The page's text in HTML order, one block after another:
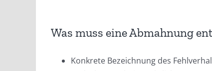
Was muss eine Abmahnung
Kon­kre­te Bezeich­nung des